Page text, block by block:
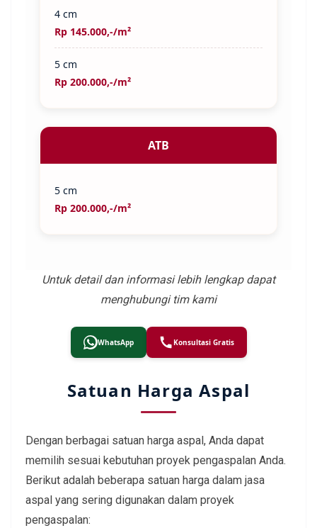
4 cm
Rp 145.000,-/m²
5 cm
Rp 200.000,-/m²
ATB
5 cm
Rp 200.000,-/m²
Untuk detail dan informasi lebih lengkap dapat
menghubungi tim kami
WhatsApp Konsultasi Gratis
Satuan Harga Aspal
Dengan berbagai satuan harga aspal, Anda dapat
memilih sesuai kebutuhan proyek pengaspalan Anda.
Berikut adalah beberapa satuan harga dalam jasa
aspal yang sering digunakan dalam proyek
pengaspalan: